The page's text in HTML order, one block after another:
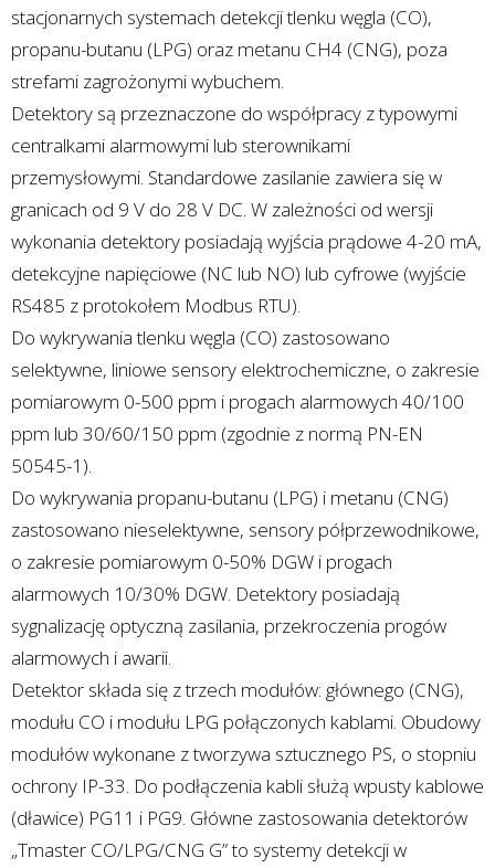
stacjonarnych systemach detekcji tlenku węgla (CO),
propanu-butanu (LPG) oraz metanu CH4 (CNG), poza
strefami zagrożonymi wybuchem.
Detektory są przeznaczone do współpracy z typowymi
centralkami alarmowymi lub sterownikami
przemysłowymi. Standardowe zasilanie zawiera się w
granicach od 9 V do 28 V DC. W zależności od wersji
wykonania detektory posiadają wyjścia prądowe 4-20 mA,
detekcyjne napięciowe (NC lub NO) lub cyfrowe (wyjście
RS485 z protokołem Modbus RTU).
Do wykrywania tlenku węgla (CO) zastosowano
selektywne, liniowe sensory elektrochemiczne, o zakresie
pomiarowym 0-500 ppm i progach alarmowych 40/100
ppm lub 30/60/150 ppm (zgodnie z normą PN-EN
50545-1).
Do wykrywania propanu-butanu (LPG) i metanu (CNG)
zastosowano nieselektywne, sensory półprzewodnikowe,
o zakresie pomiarowym 0-50% DGW i progach
alarmowych 10/30% DGW. Detektory posiadają
sygnalizację optyczną zasilania, przekroczenia progów
alarmowych i awarii.
Detektor składa się z trzech modułów: głównego (CNG),
modułu CO i modułu LPG połączonych kablami. Obudowy
modułów wykonane z tworzywa sztucznego PS, o stopniu
ochrony IP-33. Do podłączenia kabli służą wpusty kablowe
(dławice) PG11 i PG9. Główne zastosowania detektorów
„Tmaster CO/LPG/CNG G” to systemy detekcji w